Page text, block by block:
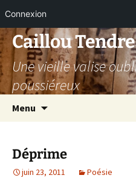
Connexion
Aller
au
contenu
Caillou Tendre
Une vieille valise
poussiéreux
Menu
Déprime
juin 23, 2011 Poésie